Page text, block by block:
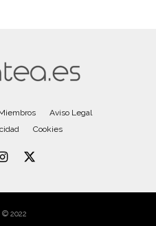
Aviso Legal
Cookies
© 2022